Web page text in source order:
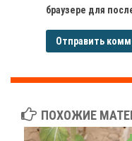
браузере для
ПОХОЖИЕ